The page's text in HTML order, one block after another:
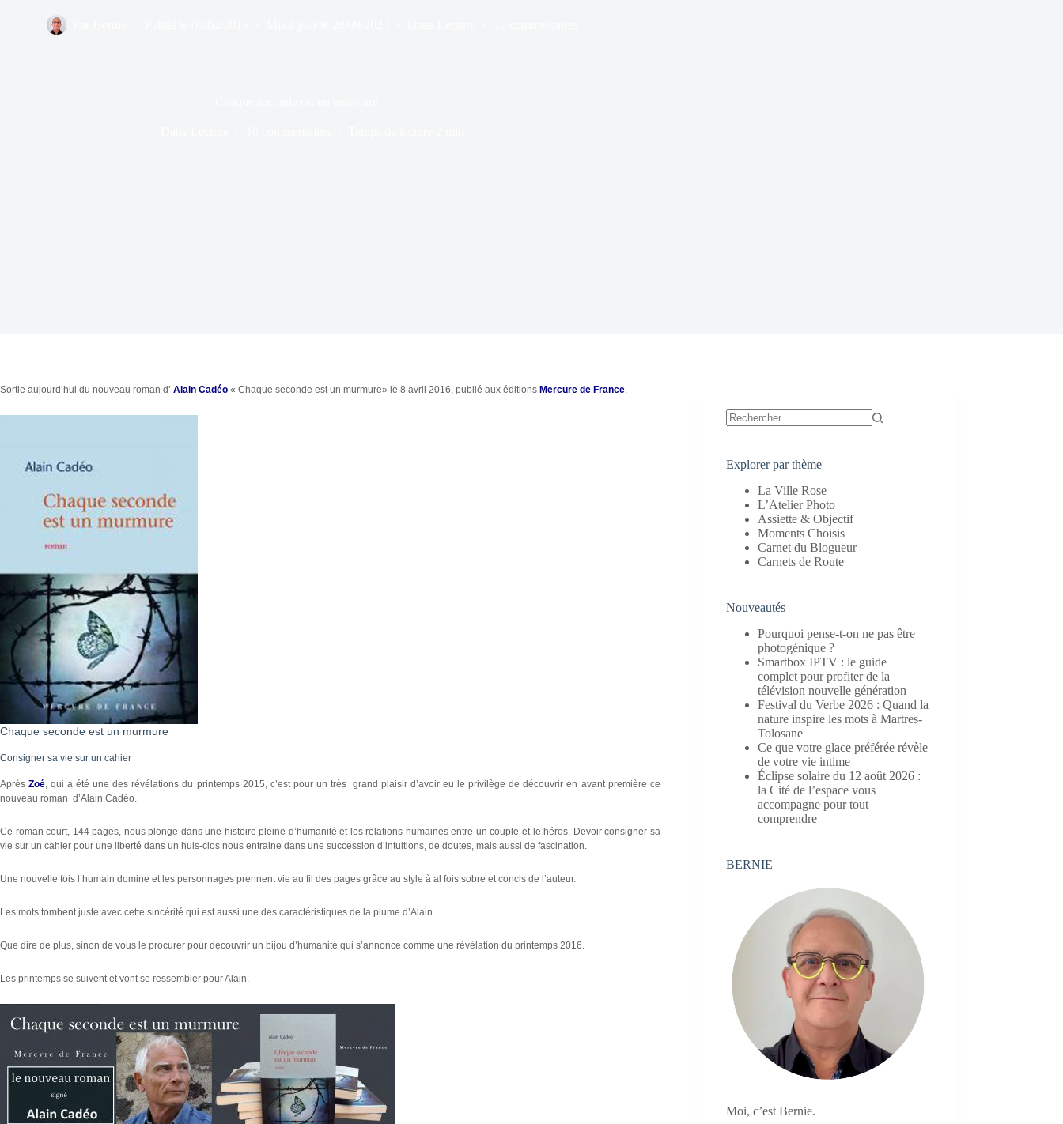
Sortie aujourd’hui du nouveau roman d’ Alain Cadéo « Chaque seconde est un murmure» le 8 avril 2016, publié aux éditions Mercure de France.
Chaque seconde est un murmure
Consigner sa vie sur un cahier
AprèsZoé , qui a été une des révélations du printemps 2015, c’est pour un très grand plaisir d’avoir eu le privilège de découvrir en avant première ce
nouveau roman d’Alain Cadéo.
Ce roman court, 144 pages, nous plonge dans une histoire pleine d’humanité et les relations humaines entre un couple et le héros. Devoir consigner sa
vie sur un cahier pour une liberté dans un huis-clos nous entraine dans une succession d’intuitions, de doutes, mais aussi de fascination.
Une nouvelle fois l’humain domine et les personnages prennent vie au fil des pages grâce au style à al fois sobre et concis de l’auteur.
Les mots tombent juste avec cette sincérité qui est aussi une des caractéristiques de la plume d’Alain.
Que dire de plus, sinon de vous le procurer pour découvrir un bijou d’humanité qui s’annonce comme une révélation du printemps 2016.
Les printemps se suivent et vont se ressembler pour Alain.
Explorer par thème
La Ville Rose
L’Atelier Photo
Assiette & Objectif
Moments Choisis
Carnet du Blogueur
Carnets de Route
Nouveautés
Pourquoi pense-t-on ne pas être
photogénique ?
Smartbox IPTV : le guide
complet pour profiter de la
télévision nouvelle génération
Festival du Verbe 2026 : Quand la
nature inspire les mots à Martres-
Tolosane
Ce que votre glace préférée révèle
de votre vie intime
Éclipse solaire du 12 août 2026 :
la Cité de l’espace vous
accompagne pour tout
comprendre
BERNIE
Moi, c’est Bernie.